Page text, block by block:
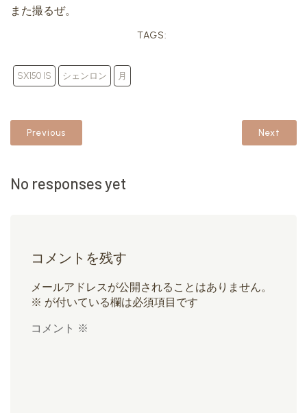
また撮るぜ。
TAGS:
SX150 IS シェンロン 月
Previous Next
No responses yet
コメントを残す
メールアドレスが公開されることはありません。
※ が付いている欄は必須項目です
コメント ※